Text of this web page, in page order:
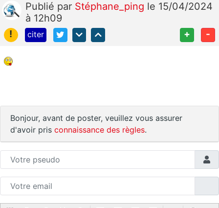
Publié par Stéphane_ping le 15/04/2024
à 12h09
!
citer + -
Bonjour, avant de poster, veuillez vous assurer
d'avoir pris connaissance des règles.